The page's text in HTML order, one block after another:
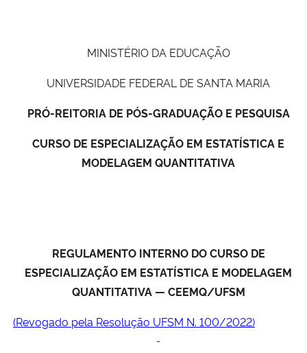
Ministério de Minas e Energia
Ministério da Ciência, Tecnologia, Inovações e Comunicações
Ministério da Mulher, da Família e dos Direitos Humanos
MINISTÉRIO DA EDUCAÇÃO
UNIVERSIDADE FEDERAL DE SANTA MARIA
PRÓ-REITORIA DE PÓS-GRADUAÇÃO E PESQUISA
CURSO DE ESPECIALIZAÇÃO EM ESTATÍSTICA E
MODELAGEM QUANTITATIVA
REGULAMENTO INTERNO DO CURSO DE
ESPECIALIZAÇÃO EM ESTATÍSTICA E MODELAGEM
QUANTITATIVA — CEEMQ/UFSM
(Revogado pela Resolução UFSM N. 100/2022)